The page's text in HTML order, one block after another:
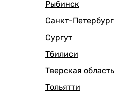
Рыбинск
Санкт-Петербург
Сургут
Тбилиси
Тверская область
Тольятти